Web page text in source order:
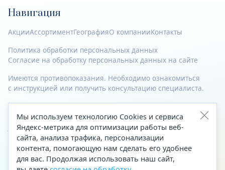
Навигация
АкцииАссортиментГеографияО компанииКонтакты
Политика обработки персональных данных
Согласие на обработку персональных данных на сайте
Имеются противопоказания. Необходимо ознакомиться
с инструкцией или получить консультацию специалиста.
© 2023—2026 Все права защищены.
Адрес
Архангельск, ул. Папанина, д. 19 (вход в здание со стороны
автоцентра «Тойота»)
Мы используем технологию Cookies и сервиса
Яндекс-метрика для оптимизации работы веб-
сайта, анализа трафика, персонализации
контента, помогающую нам сделать его удобнее
для вас. Продолжая использовать наш сайт,